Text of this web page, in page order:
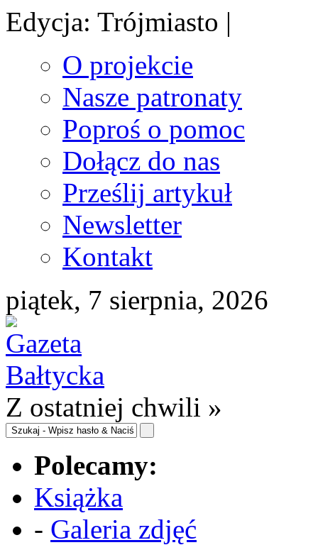
Edycja: Trójmiasto |
O projekcie
Nasze patronaty
Poproś o pomoc
Dołącz do nas
Prześlij artykuł
Newsletter
Kontakt
piątek, 7 sierpnia, 2026
Z ostatniej chwili »
Polecamy:
Książka
- Galeria zdjęć